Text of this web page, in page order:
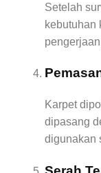
Setelah
kebutuhan
Karpet
dipasang
digunakan